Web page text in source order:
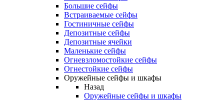
Большие сейфы
Встраиваемые сейфы
Гостиничные сейфы
Депозитные сейфы
Депозитные ячейки
Маленькие сейфы
Огневзломостойкие сейфы
Огнестойкие сейфы
Оружейные сейфы и шкафы
Назад
Оружейные сейфы и шкафы